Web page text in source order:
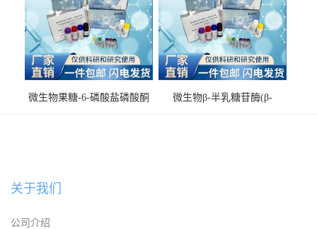
微生物果糖-6-磷酸盐磷酸酮
微生物β-半乳糖苷酶(β-
关于我们
公司介绍